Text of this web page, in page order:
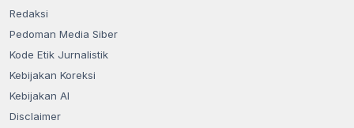
Redaksi
Pedoman Media Siber
Kode Etik Jurnalistik
Kebijakan Koreksi
Kebijakan AI
Disclaimer